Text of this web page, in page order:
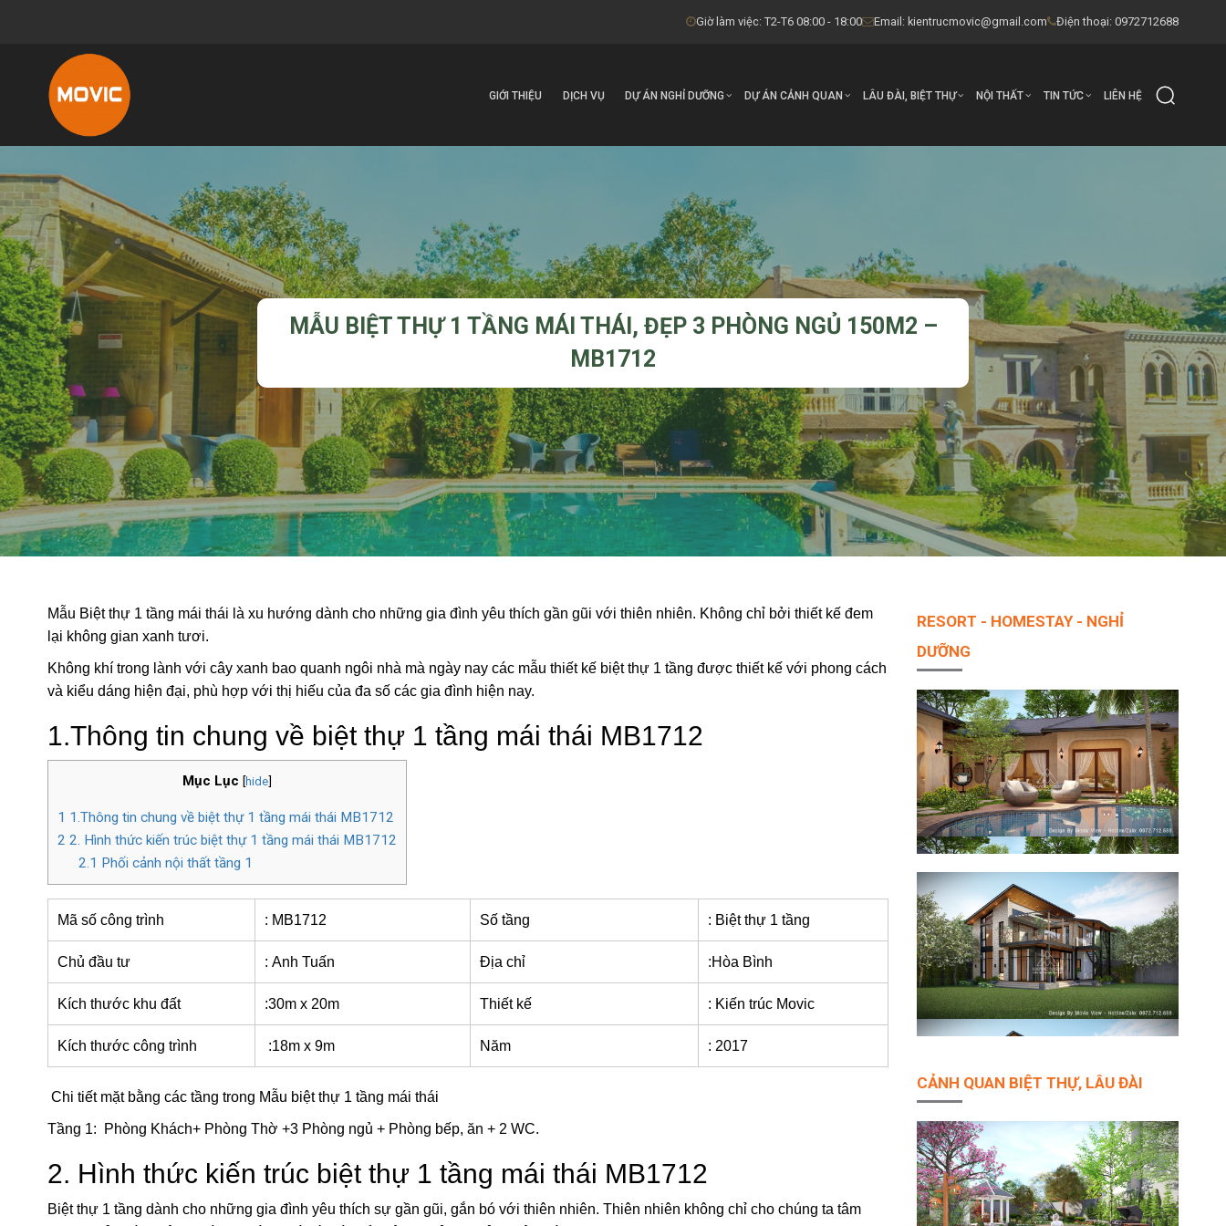
Giờ làm việc: T2-T6 08:00 - 18:00 Email: kientrucmovic@gmail.com Điện thoại: 0972712688
GIỚI THIỆU DỊCH VỤ DỰ ÁN NGHỈ DƯỠNG DỰ ÁN CẢNH QUAN LÂU ĐÀI, BIỆT THỰ NỘI THẤT TIN TỨC LIÊN HỆ
MẪU BIỆT THỰ 1 TẦNG MÁI THÁI, ĐẸP 3 PHÒNG NGỦ 150M2 –
MB1712
Mẫu Biệt thự 1 tầng mái thái là xu hướng dành cho những gia đình yêu thích gần gũi với thiên nhiên. Không chỉ bởi thiết kế đem
lại không gian xanh tươi.
Không khí trong lành với cây xanh bao quanh ngôi nhà mà ngày nay các mẫu thiết kế biệt thự 1 tầng được thiết kế với phong cách
và kiểu dáng hiện đại, phù hợp với thị hiếu của đa số các gia đình hiện nay.
1.Thông tin chung về biệt thự 1 tầng mái thái MB1712
Mục Lục [hide]
1 1.Thông tin chung về biệt thự 1 tầng mái thái MB1712
2 2. Hình thức kiến trúc biệt thự 1 tầng mái thái MB1712
2.1 Phối cảnh nội thất tầng 1
Mã số công trình : MB1712 Số tầng : Biệt thự 1 tầng
Chủ đầu tư : Anh Tuấn Địa chỉ :Hòa Bình
Kích thước khu đất :30m x 20m Thiết kế : Kiến trúc Movic
Kích thước công trình :18m x 9m Năm : 2017
Chi tiết mặt bằng các tầng trong Mẫu biệt thự 1 tầng mái thái
Tầng 1: Phòng Khách+ Phòng Thờ +3 Phòng ngủ + Phòng bếp, ăn + 2 WC.
2. Hình thức kiến trúc biệt thự 1 tầng mái thái MB1712
Biệt thự 1 tầng dành cho những gia đình yêu thích sự gần gũi, gắn bó với thiên nhiên. Thiên nhiên không chỉ cho chúng ta tâm
RESORT - HOMESTAY - NGHỈ
DƯỠNG
CẢNH QUAN BIỆT THỰ, LÂU ĐÀI